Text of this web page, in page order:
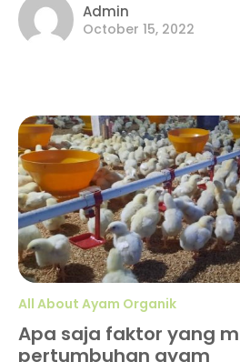
Admin
October 15, 2022
All About Ayam Organik
Apa saja faktor yang
pertumbuhan ayam